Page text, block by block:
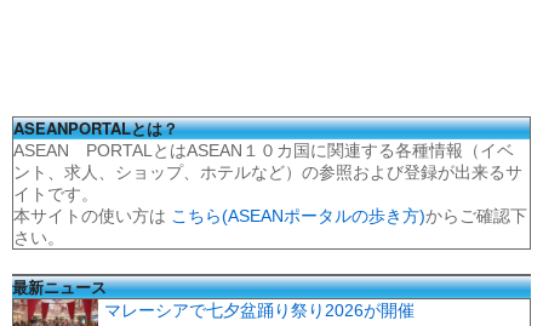
ASEANPORTALとは？
ASEAN PORTALとはASEAN１０カ国に関連する各種情報（イベ
ント、求人、ショップ、ホテルなど）の参照および登録が出来るサ
イトです。
本サイトの使い方は こちら(ASEANポータルの歩き方)からご確認下
さい。
最新ニュース
マレーシアで七夕盆踊り祭り2026が開催